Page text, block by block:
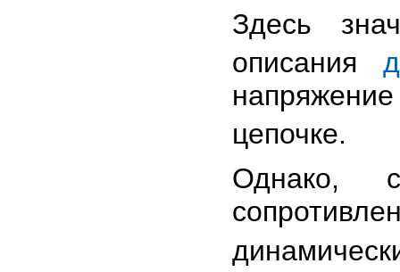
Здесь
описания
цепочке.
Однако,